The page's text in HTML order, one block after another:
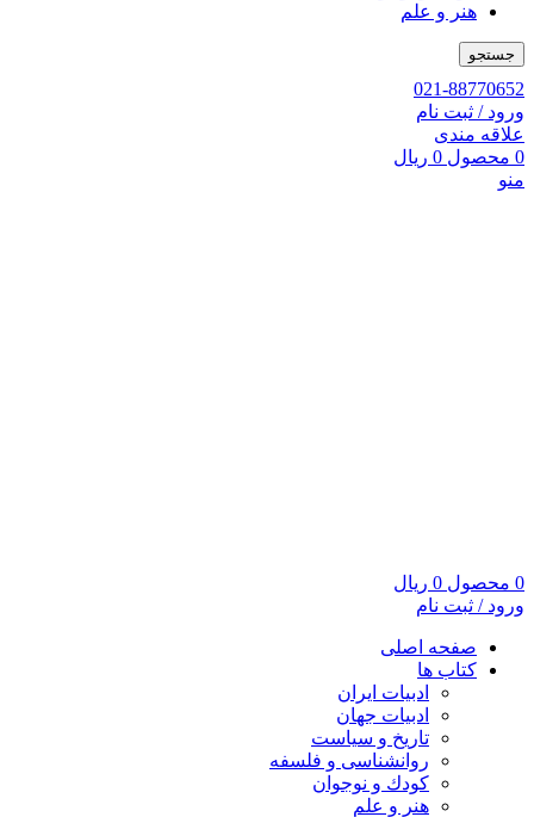
هنر و علم
جستجو
021-88770652
ورود / ثبت نام
علاقه مندی
0 محصول 0 ریال
منو
0 محصول 0 ریال
ورود / ثبت نام
صفحه اصلی
کتاب ها
ادبیات ایران
ادبیات جهان
تاریخ و سیاست
روانشناسی و فلسفه
کودك و نوجوان
هنر و علم